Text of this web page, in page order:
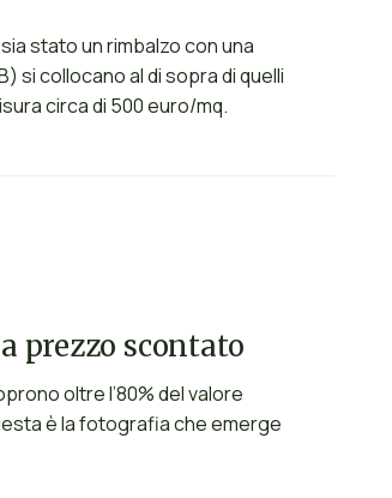
stato un rimbalzo con una
si collocano al di sopra di quelli
circa di 500 euro/mq.
prezzo scontato
oltre l’80% del valore
è la fotografia che emerge